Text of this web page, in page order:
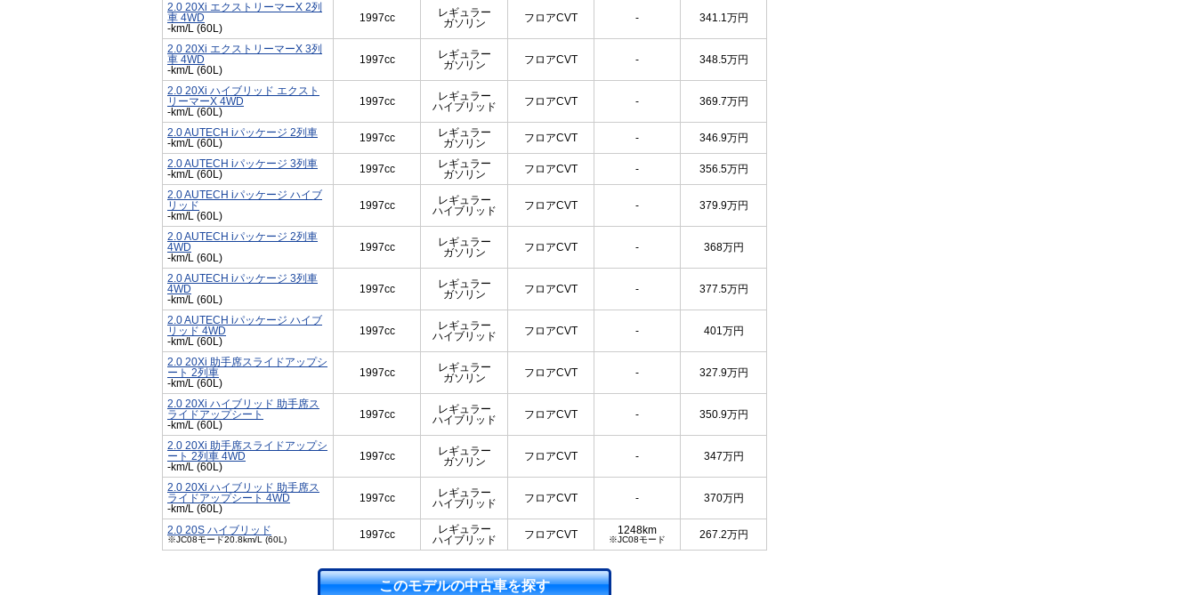
2.0 20Xi エクストリーマーX 2列
車 4WD
-km/L (60L)
1997cc
レギュラー
ガソリン
フロアCVT - 341.1万円
2.0 20Xi エクストリーマーX 3列
車 4WD
-km/L (60L)
1997cc
レギュラー
ガソリン
フロアCVT - 348.5万円
2.0 20Xi ハイブリッド エクスト
リーマーX 4WD
-km/L (60L)
1997cc
レギュラー
ハイブリッド
フロアCVT - 369.7万円
2.0 AUTECH iパッケージ 2列車
-km/L (60L)
1997cc
レギュラー
ガソリン
フロアCVT - 346.9万円
2.0 AUTECH iパッケージ 3列車
-km/L (60L)
1997cc
レギュラー
ガソリン
フロアCVT - 356.5万円
2.0 AUTECH iパッケージ ハイブ
リッド
-km/L (60L)
1997cc
レギュラー
ハイブリッド
フロアCVT - 379.9万円
2.0 AUTECH iパッケージ 2列車
4WD
-km/L (60L)
1997cc
レギュラー
ガソリン
フロアCVT - 368万円
2.0 AUTECH iパッケージ 3列車
4WD
-km/L (60L)
1997cc
レギュラー
ガソリン
フロアCVT - 377.5万円
2.0 AUTECH iパッケージ ハイブ
リッド 4WD
-km/L (60L)
1997cc
レギュラー
ハイブリッド
フロアCVT - 401万円
2.0 20Xi 助手席スライドアップシ
ート 2列車
-km/L (60L)
1997cc
レギュラー
ガソリン
フロアCVT - 327.9万円
2.0 20Xi ハイブリッド 助手席ス
ライドアップシート
-km/L (60L)
1997cc
レギュラー
ハイブリッド
フロアCVT - 350.9万円
2.0 20Xi 助手席スライドアップシ
ート 2列車 4WD
-km/L (60L)
1997cc
レギュラー
ガソリン
フロアCVT - 347万円
2.0 20Xi ハイブリッド 助手席ス
ライドアップシート 4WD
-km/L (60L)
1997cc
レギュラー
ハイブリッド
フロアCVT - 370万円
2.0 20S ハイブリッド
※JC08モード20.8km/L (60L) 1997cc
レギュラー
ハイブリッド
フロアCVT 1248km
※JC08モード 267.2万円
このモデルの中古車を探す